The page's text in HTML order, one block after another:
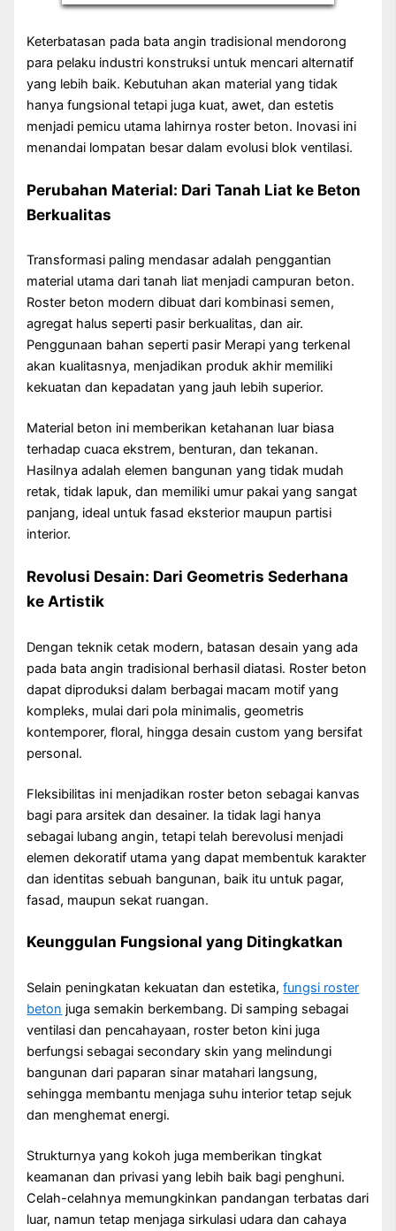
Keterbatasan pada bata angin tradisional mendorong
para pelaku industri konstruksi untuk mencari alternatif
yang lebih baik. Kebutuhan akan material yang tidak
hanya fungsional tetapi juga kuat, awet, dan estetis
menjadi pemicu utama lahirnya roster beton. Inovasi ini
menandai lompatan besar dalam evolusi blok ventilasi.
Perubahan Material: Dari Tanah Liat ke Beton
Berkualitas
Transformasi paling mendasar adalah penggantian
material utama dari tanah liat menjadi campuran beton.
Roster beton modern dibuat dari kombinasi semen,
agregat halus seperti pasir berkualitas, dan air.
Penggunaan bahan seperti pasir Merapi yang terkenal
akan kualitasnya, menjadikan produk akhir memiliki
kekuatan dan kepadatan yang jauh lebih superior.
Material beton ini memberikan ketahanan luar biasa
terhadap cuaca ekstrem, benturan, dan tekanan.
Hasilnya adalah elemen bangunan yang tidak mudah
retak, tidak lapuk, dan memiliki umur pakai yang sangat
panjang, ideal untuk fasad eksterior maupun partisi
interior.
Revolusi Desain: Dari Geometris Sederhana
ke Artistik
Dengan teknik cetak modern, batasan desain yang ada
pada bata angin tradisional berhasil diatasi. Roster beton
dapat diproduksi dalam berbagai macam motif yang
kompleks, mulai dari pola minimalis, geometris
kontemporer, floral, hingga desain custom yang bersifat
personal.
Fleksibilitas ini menjadikan roster beton sebagai kanvas
bagi para arsitek dan desainer. Ia tidak lagi hanya
sebagai lubang angin, tetapi telah berevolusi menjadi
elemen dekoratif utama yang dapat membentuk karakter
dan identitas sebuah bangunan, baik itu untuk pagar,
fasad, maupun sekat ruangan.
Keunggulan Fungsional yang Ditingkatkan
Selain peningkatan kekuatan dan estetika,fungsi roster
beton juga semakin berkembang. Di samping sebagai
ventilasi dan pencahayaan, roster beton kini juga
berfungsi sebagai secondary skin yang melindungi
bangunan dari paparan sinar matahari langsung,
sehingga membantu menjaga suhu interior tetap sejuk
dan menghemat energi.
Strukturnya yang kokoh juga memberikan tingkat
keamanan dan privasi yang lebih baik bagi penghuni.
Celah-celahnya memungkinkan pandangan terbatas dari
luar, namun tetap menjaga sirkulasi udara dan cahaya